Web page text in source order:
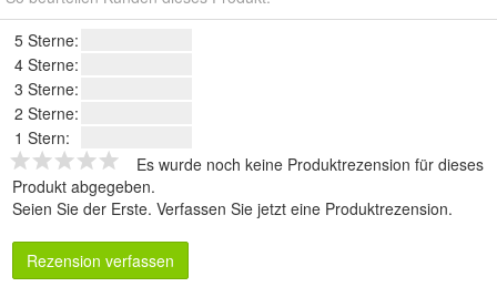
5 Sterne:
4 Sterne:
3 Sterne:
2 Sterne:
1 Stern:
Es wurde noch keine Produktrezension für dieses
Produkt abgegeben.
Seien Sie der Erste. Verfassen Sie jetzt eine Produktrezension.
Rezension verfassen